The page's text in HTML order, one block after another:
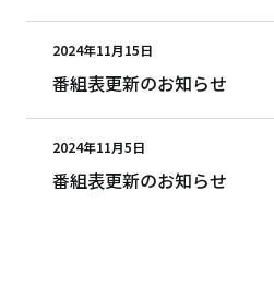
2024年11月15日
番組表更新のお知らせ
2024年11月5日
番組表更新のお知らせ